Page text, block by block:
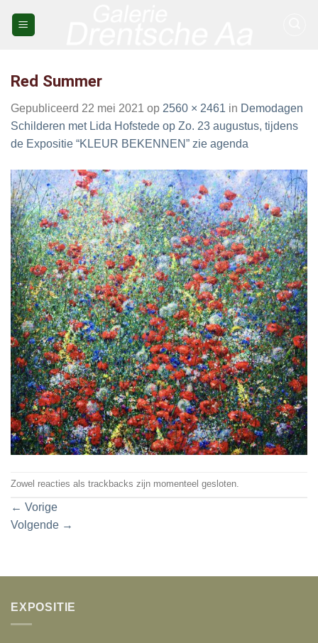
Red Summer
Gepubliceerd 22 mei 2021 op 2560 × 2461 in Demodagen
Schilderen met Lida Hofstede op Zo. 23 augustus, tijdens
de Expositie “KLEUR BEKENNEN” zie agenda
Zowel reacties als trackbacks zijn momenteel gesloten.
← Vorige
Volgende →
EXPOSITIE